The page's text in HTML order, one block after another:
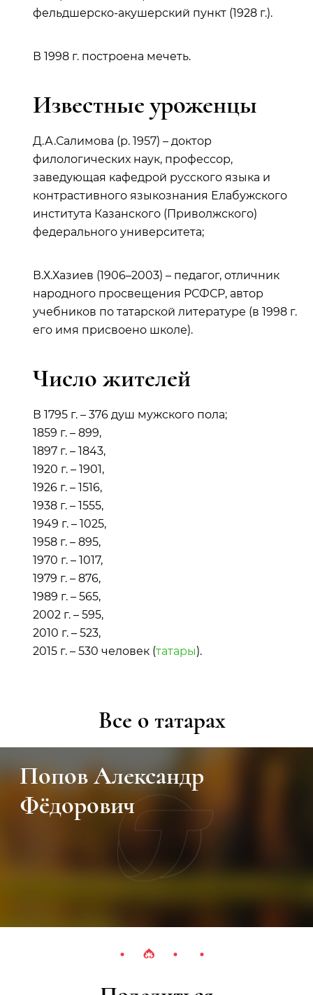
фельдшерско-акушерский пункт (1928 г.).
В 1998 г. построена мечеть.
Известные уроженцы
Д.А.Салимова (р. 1957) – доктор
филологических наук, профессор,
заведующая кафедрой русского языка и
контрастивного языкознания Елабужского
института Казанского (Приволжского)
федерального университета;
В.Х.Хазиев (1906–2003) – педагог, отличник
народного просвещения РСФСР, автор
учебников по татарской литературе (в 1998 г.
его имя присвоено школе).
Число жителей
В 1795 г. – 376 душ мужского пола;
1859 г. – 899,
1897 г. – 1843,
1920 г. – 1901,
1926 г. – 1516,
1938 г. – 1555,
1949 г. – 1025,
1958 г. – 895,
1970 г. – 1017,
1979 г. – 876,
1989 г. – 565,
2002 г. – 595,
2010 г. – 523,
2015 г. – 530 человек (татары).
Все о татарах
Попов Александр
Фёдорович